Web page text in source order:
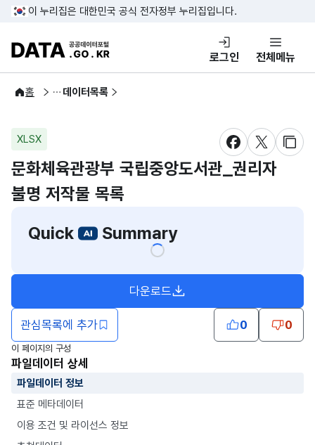
콘텐츠 바로가기
푸터 바로가기
이 누리집은 대한민국 공식 전자정부 누리집입니다.
DATA.GO.KR 공공데이터포털
로그인 전체메뉴
홈
공공데이터 데이터목록
XLSX
새창 열림새창 열림
새창
문화체육관광부 국립중앙도서관_권리자
불명 저작물 목록
Quick
Summary
관심목록에 추가
다운로드
0 0
이 페이지의 구성
파일데이터 상세
파일데이터 정보
표준 메타데이터
이용 조건 및 라이선스 정보